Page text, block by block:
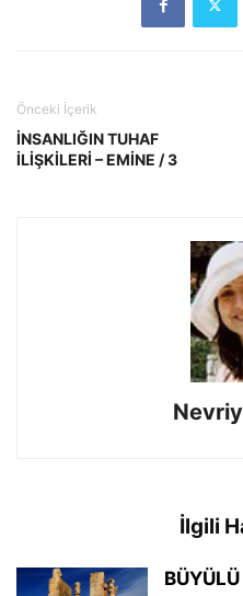
Önceki İçerik
İNSANLIĞIN TUHAF
İLİŞKİLERİ – EMİNE / 3
İlgili